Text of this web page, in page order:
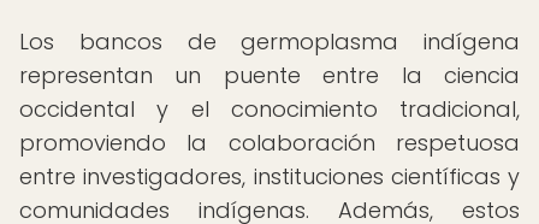
Los bancos de germoplasma indígena
representan un puente entre la ciencia
occidental y el conocimiento tradicional,
promoviendo la colaboración respetuosa
entre investigadores, instituciones científicas y
comunidades indígenas. Además, estos